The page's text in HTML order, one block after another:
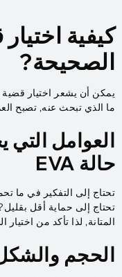
الصحيحة?
يمكن أن يشعر اختيار
ما الذي تبحث عنه, تصبح
العوامل التي
حالة EVA
تحتاج إلى التفكير في ما
المتانة, لذا تأكد من
الحجم